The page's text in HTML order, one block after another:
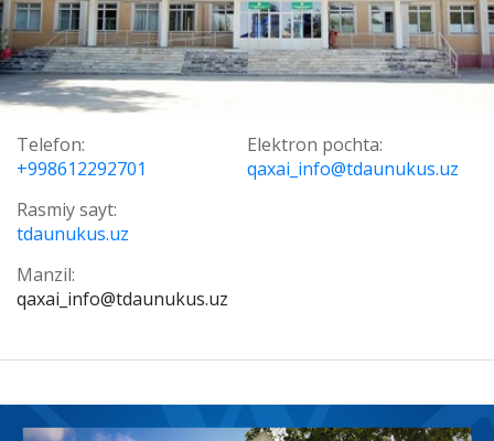
Telefon:
+998612292701
Elektron pochta:
qaxai_info@tdaunukus.uz
Rasmiy sayt:
tdaunukus.uz
Manzil:
qaxai_info@tdaunukus.uz